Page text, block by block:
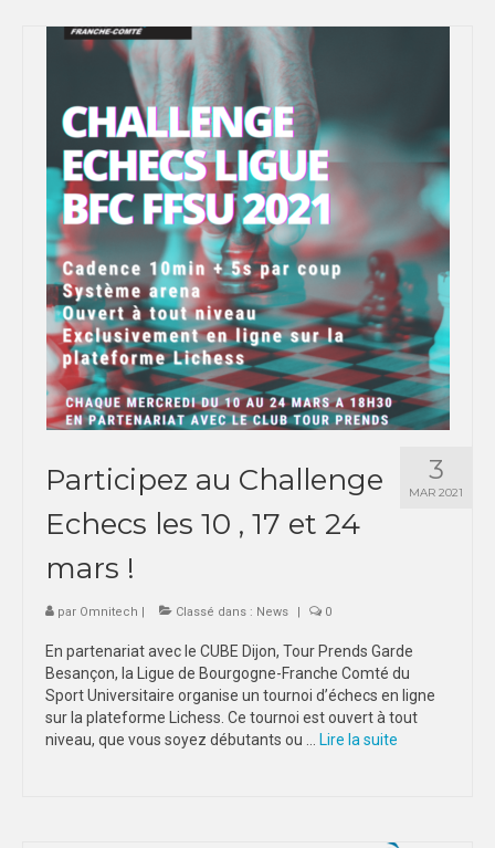
3
MAR 2021
Participez au Challenge
Echecs les 10 , 17 et 24
mars !
par Omnitech | Classé dans : News | 0
En partenariat avec le CUBE Dijon, Tour Prends Garde
Besançon, la Ligue de Bourgogne-Franche Comté du
Sport Universitaire organise un tournoi d’échecs en ligne
sur la plateforme Lichess. Ce tournoi est ouvert à tout
niveau, que vous soyez débutants ou …
Lire la suite­­